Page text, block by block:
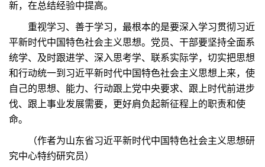
新，在总结经验中提高。
重视学习、善于学习，最根本的是要深入学习贯彻习近
平新时代中国特色社会主义思想。党员、干部要坚持全面系
统学、及时跟进学、深入思考学、联系实际学，切实把思想
和行动统一到习近平新时代中国特色社会主义思想上来，使
自己的思想、能力、行动跟上党中央要求、跟上时代前进步
伐、跟上事业发展需要，更好肩负起新征程上的职责和使
命。
（作者为山东省习近平新时代中国特色社会主义思想研
究中心特约研究员）